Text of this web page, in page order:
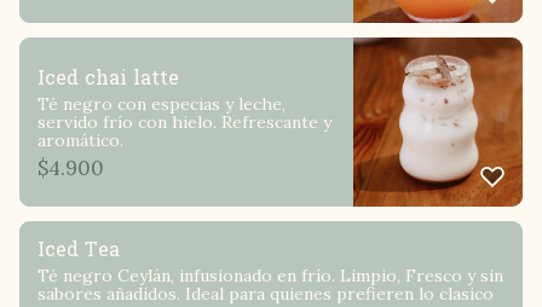
Iced chai latte
Té negro con especias y leche,
servido frío con hielo. Refrescante y
aromático.
$4.900
Iced Tea
Té negro Ceylán, infusionado en frío. Limpio, Fresco y sin
sabores añadidos. Ideal para quienes prefieren lo clasico